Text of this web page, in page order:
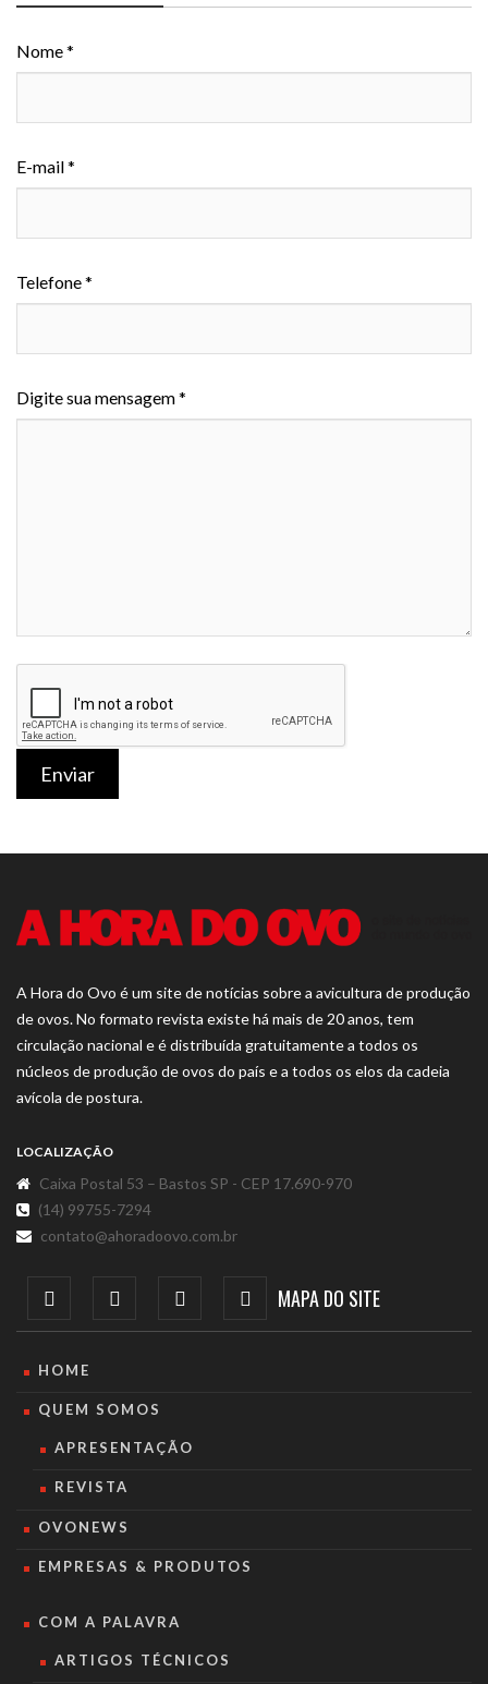
Nome *
E-mail *
Telefone *
Digite sua mensagem *
Enviar
A Hora do Ovo é um site de notícias sobre a avicultura de produção
de ovos. No formato revista existe há mais de 20 anos, tem
circulação nacional e é distribuída gratuitamente a todos os
núcleos de produção de ovos do país e a todos os elos da cadeia
avícola de postura.
LOCALIZAÇÃO
Caixa Postal 53 – Bastos SP - CEP 17.690-970
(14) 99755-7294
contato@ahoradoovo.com.br
MAPA DO SITE
HOME
QUEM SOMOS
APRESENTAÇÃO
REVISTA
OVONEWS
EMPRESAS & PRODUTOS
COM A PALAVRA
ARTIGOS TÉCNICOS